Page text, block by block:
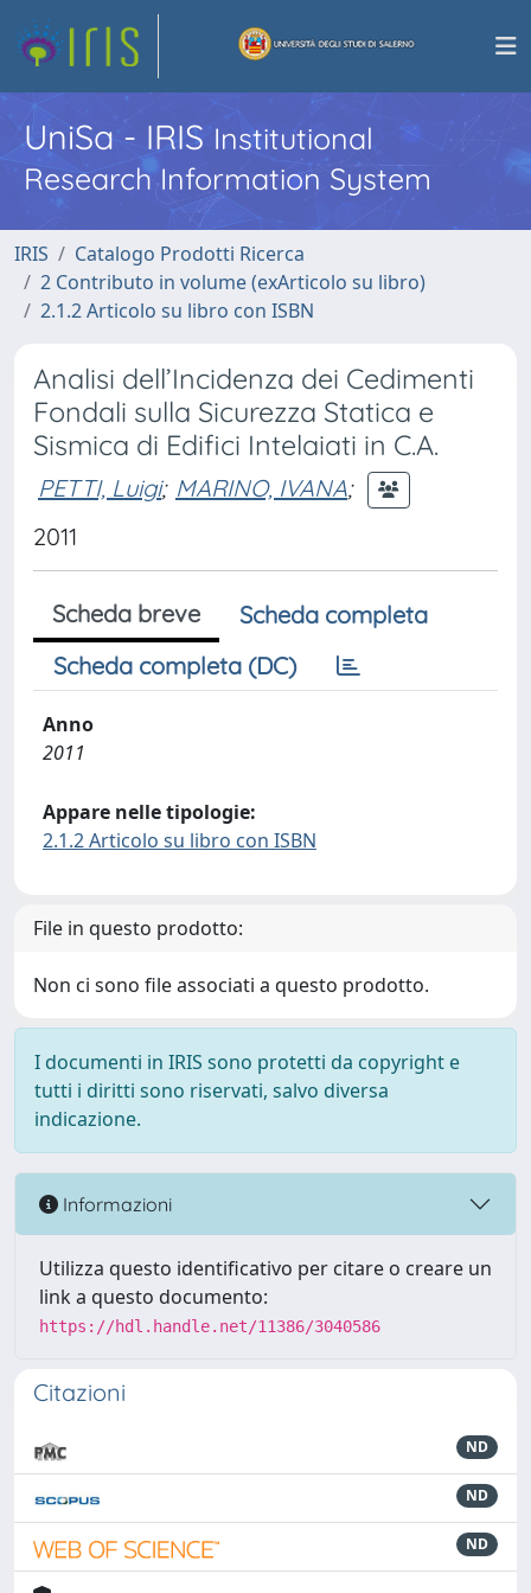
UniSa - IRISInstitutional
Research Information System
IRIS
Catalogo Prodotti Ricerca
2 Contributo in volume (exArticolo su libro)
2.1.2 Articolo su libro con ISBN
Analisi dell’Incidenza dei Cedimenti
Fondali sulla Sicurezza Statica e
Sismica di Edifici Intelaiati in C.A.
PETTI, Luigi; MARINO, IVANA;
2011
Scheda breve
Scheda completa
Scheda completa (DC)
Anno
2011
Appare nelle tipologie:
2.1.2 Articolo su libro con ISBN
File in questo prodotto:
Non ci sono file associati a questo prodotto.
I documenti in IRIS sono protetti da copyright e
tutti i diritti sono riservati, salvo diversa
indicazione.
Informazioni
Utilizza questo identificativo per citare o creare un
link a questo documento:
https://hdl.handle.net/11386/3040586
Citazioni
ND
ND
ND